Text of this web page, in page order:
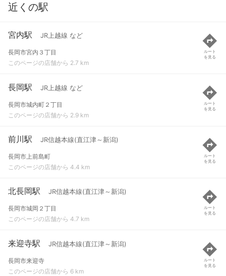
近くの駅
宮内駅 JR上越線 など
長岡市宮内３丁目
このページの店舗から 2.7 km
ルート
を見る
長岡駅 JR上越線 など
長岡市城内町２丁目
このページの店舗から 2.9 km
ルート
を見る
前川駅 JR信越本線(直江津～新潟)
長岡市上前島町
このページの店舗から 4.4 km
ルート
を見る
北長岡駅 JR信越本線(直江津～新潟)
長岡市城岡２丁目
このページの店舗から 4.7 km
ルート
を見る
来迎寺駅 JR信越本線(直江津～新潟)
長岡市来迎寺
このページの店舗から 6 km
ルート
を見る